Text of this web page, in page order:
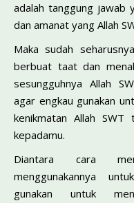
adalah tanggung jawab
dan amanat yang Allah
Maka sudah
berbuat taat dan
sesungguhnya Allah
agar engkau gunakan
kenikmatan Allah
kepadamu.
Diantara cara
menggunakannya
gunakan untuk